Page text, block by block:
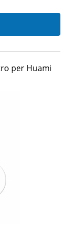
per Huami